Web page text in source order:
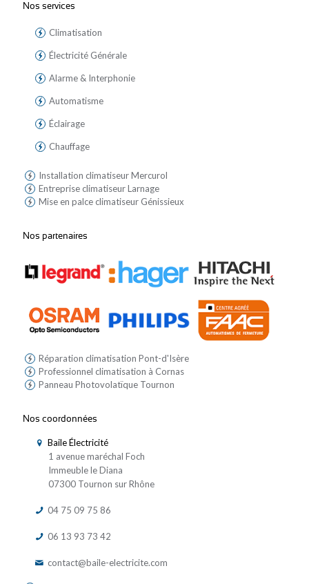
Nos services
Climatisation
Électricité Générale
Alarme & Interphonie
Automatisme
Éclairage
Chauffage
Installation climatiseur Mercurol
Entreprise climatiseur Larnage
Mise en palce climatiseur Génissieux
Nos partenaires
Réparation climatisation Pont-d'Isère
Professionnel climatisation à Cornas
Panneau Photovolatïque Tournon
Nos coordonnées
Baile Électricité
1 avenue maréchal Foch
Immeuble le Diana
07300 Tournon sur Rhône
04 75 09 75 86
06 13 93 73 42
contact@baile-electricite.com